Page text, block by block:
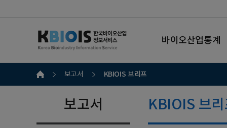
바이오산업통계
보고서 KBIOIS 브리프
보고서 KBIOIS 브